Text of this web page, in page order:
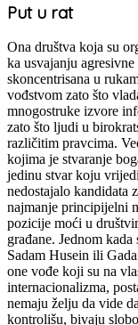
Put u rat
Ona društva koja su
ka usvajanju
skoncentrisana u
vođstvom zato što
mnogostruke izvore
zato što ljudi u
različitim pravcima.
kojima je stvaranje
jedinu stvar koju
nedostajalo kandidata
najmanje principijelni
pozicije moći u
građane. Jednom
Sadam Husein ili
one vođe koji su na
internacionalizma,
nemaju želju da vide
kontrolišu, bivaju